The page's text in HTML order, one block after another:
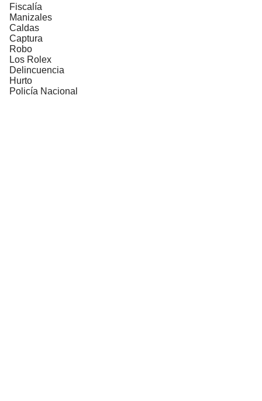
Fiscalía
Manizales
Caldas
Captura
Robo
Los Rolex
Delincuencia
Hurto
Policía Nacional